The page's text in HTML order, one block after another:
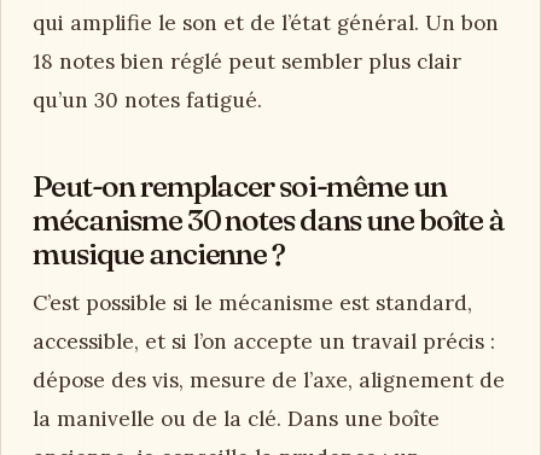
qui amplifie le son et de l’état général. Un bon
18 notes bien réglé peut sembler plus clair
qu’un 30 notes fatigué.
Peut-on remplacer soi-même un
mécanisme 30 notes dans une boîte à
musique ancienne ?
C’est possible si le mécanisme est standard,
accessible, et si l’on accepte un travail précis :
dépose des vis, mesure de l’axe, alignement de
la manivelle ou de la clé. Dans une boîte